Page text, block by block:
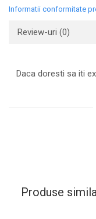
Informatii conformitate
Review-uri (0)
Daca doresti sa iti
Produse